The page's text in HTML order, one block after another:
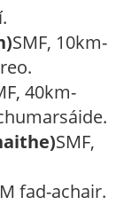
SMF, 10km-
40km-
SMF,
fad-achair.